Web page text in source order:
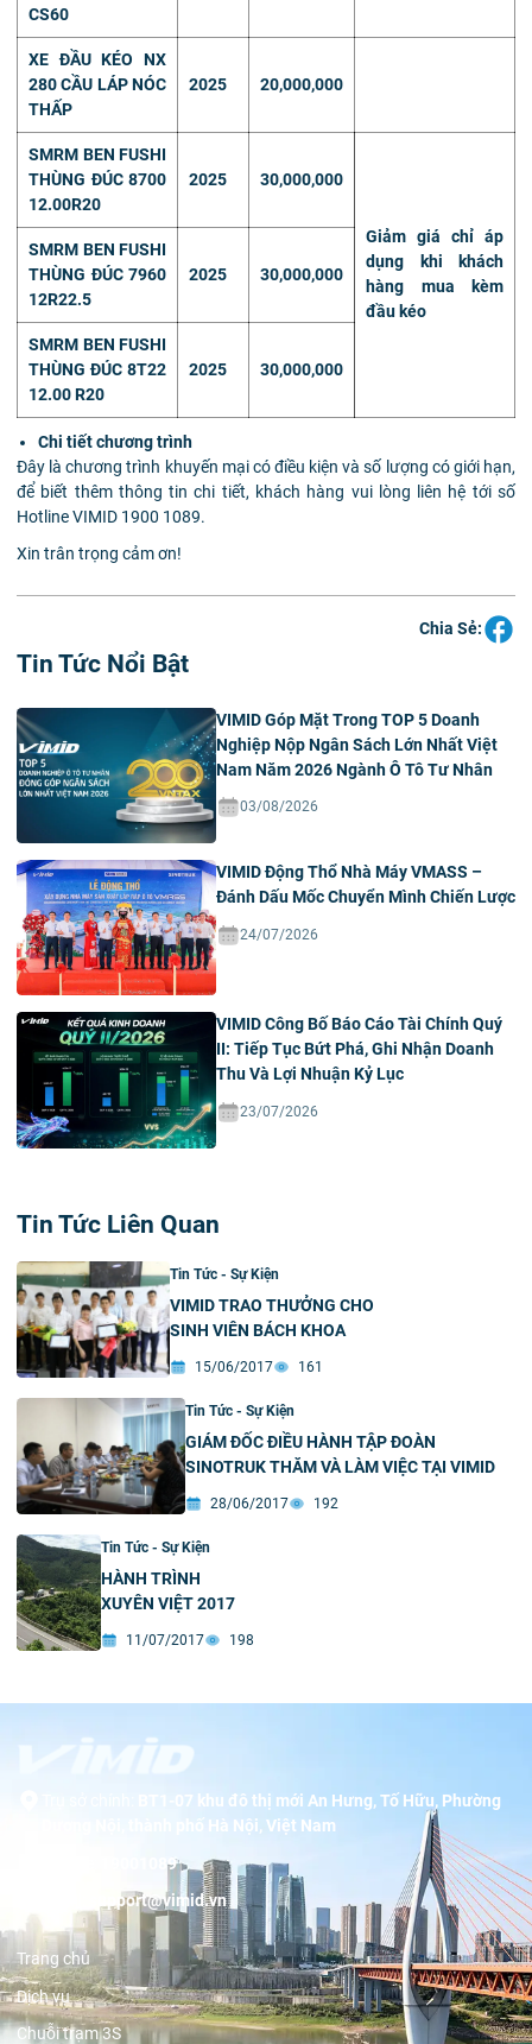
CS60
XE ĐẦU KÉO NX
280 CẦU LÁP NÓC
THẤP
2025 20,000,000
SMRM BEN FUSHI
THÙNG ĐÚC 8700
12.00R20
2025 30,000,000
Giảm giá chỉ áp
dụng khi khách
hàng mua kèm
đầu kéo
SMRM BEN FUSHI
THÙNG ĐÚC 7960
12R22.5
2025 30,000,000
SMRM BEN FUSHI
THÙNG ĐÚC 8T22
12.00 R20
2025 30,000,000
Chi tiết chương trình
Đây là chương trình khuyến mại có điều kiện và số lượng có giới hạn,
để biết thêm thông tin chi tiết, khách hàng vui lòng liên hệ tới số
Hotline VIMID 1900 1089.
Xin trân trọng cảm ơn!
Chia Sẻ:
Tin Tức Nổi Bật
VIMID Góp Mặt Trong TOP 5 Doanh
Nghiệp Nộp Ngân Sách Lớn Nhất Việt
Nam Năm 2026 Ngành Ô Tô Tư Nhân
03/08/2026
VIMID Động Thổ Nhà Máy VMASS –
Đánh Dấu Mốc Chuyển Mình Chiến Lược
24/07/2026
VIMID Công Bố Báo Cáo Tài Chính Quý
II: Tiếp Tục Bứt Phá, Ghi Nhận Doanh
Thu Và Lợi Nhuận Kỷ Lục
23/07/2026
Tin Tức Liên Quan
Tin Tức - Sự Kiện
VIMID TRAO THƯỞNG CHO
SINH VIÊN BÁCH KHOA
15/06/2017 161
Tin Tức - Sự Kiện
GIÁM ĐỐC ĐIỀU HÀNH TẬP ĐOÀN
SINOTRUK THĂM VÀ LÀM VIỆC TẠI VIMID
28/06/2017 192
Tin Tức - Sự Kiện
HÀNH TRÌNH
XUYÊN VIỆT 2017
11/07/2017 198
BT1-07 khu đô thị mới An Hưng, Tố Hữu, Phường
Dương Nội, thành phố Hà Nội, Việt Nam
19001089
support@vimid.vn
Trang chủ
Dịch vụ
Chuỗi trạm 3S